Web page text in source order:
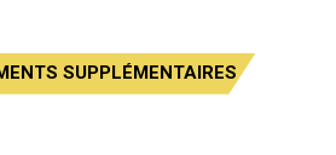
SUPPLÉMENTAIRES